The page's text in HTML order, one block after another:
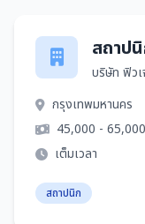
สถาป
บริษัท ฟิวเ
กรุงเทพมหานคร
45,000 -
เต็มเวลา
สถาปนิก